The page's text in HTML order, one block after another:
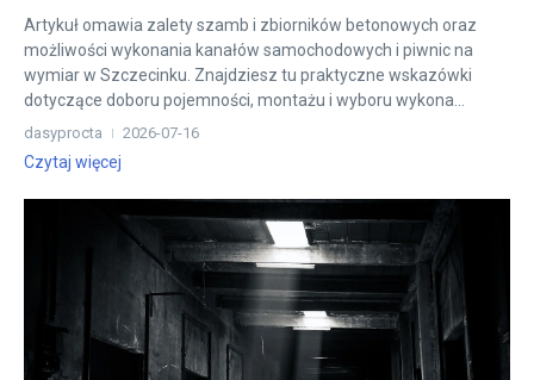
Artykuł omawia zalety szamb i zbiorników betonowych oraz
możliwości wykonania kanałów samochodowych i piwnic na
wymiar w Szczecinku. Znajdziesz tu praktyczne wskazówki
dotyczące doboru pojemności, montażu i wyboru wykona...
dasyprocta 2026-07-16
Czytaj więcej